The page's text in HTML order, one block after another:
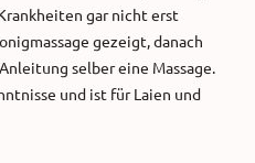
gar nicht erst
gezeigt, danach
selber eine Massage.
und ist für Laien und